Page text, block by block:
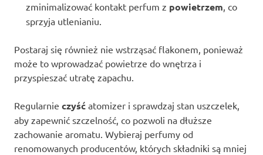
zminimalizować kontakt perfum z powietrzem, co
sprzyja utlenianiu.
Postaraj się również nie wstrząsać flakonem, ponieważ
może to wprowadzać powietrze do wnętrza i
przyspieszać utratę zapachu.
Regularnie czyść atomizer i sprawdzaj stan uszczelek,
aby zapewnić szczelność, co pozwoli na dłuższe
zachowanie aromatu. Wybieraj perfumy od
renomowanych producentów, których składniki są mniej